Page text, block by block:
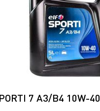
7 A3/B4 10W-40